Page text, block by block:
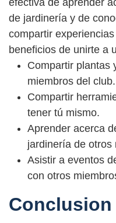
efectiva de aprender
de jardinería y de
compartir
beneficios de unirte a
Compartir plantas
miembros del club.
Compartir
tener tú mismo.
Aprender acerca
jardinería de otros
Asistir a eventos
con otros
Conclusion